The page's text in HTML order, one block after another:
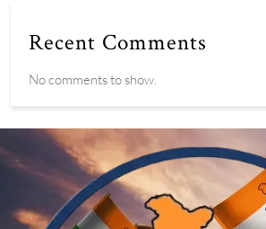
Recent Comments
No comments to show.